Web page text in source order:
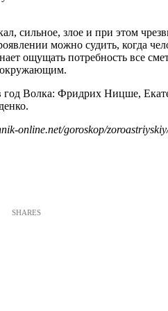
сильное, злое и при этом
можно судить, когда
ощущать потребность все
окружающим.
год Волка: Фридрих Ницше,
online.net/goroskop/